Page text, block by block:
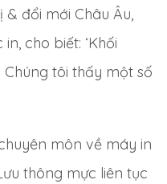
đổi mới Châu Âu,
cho biết: ‘Khối
tôi thấy một số
môn về máy in
thông mực liên tục